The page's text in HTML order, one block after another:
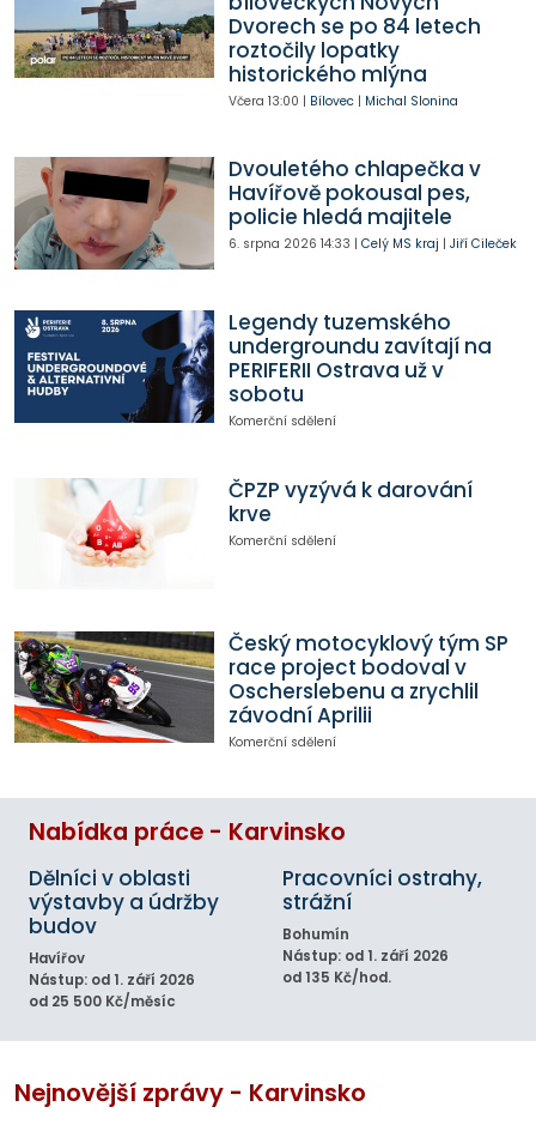
Dvorech se po 84 letech
roztočily lopatky
historického mlýna
Včera 13:00 | Bílovec| Michal Slonina
Dvouletého chlapečka v
Havířově pokousal pes,
policie hledá majitele
6. srpna 2026 14:33 | Celý MS kraj | Jiří Cileček
Legendy tuzemského
undergroundu zavítají na
PERIFERII Ostrava už v
sobotu
Komerční sdělení
ČPZP vyzývá k darování
krve
Komerční sdělení
Český motocyklový tým SP
race project bodoval v
Oscherslebenu a zrychlil
závodní Aprilii
Komerční sdělení
Nabídka práce - Karvinsko
Dělníci v oblasti
výstavby a údržby
budov
Havířov
Nástup: od 1. září 2026
od 25 500 Kč/měsíc
Pracovníci ostrahy,
strážní
Bohumín
Nástup: od 1. září 2026
od 135 Kč/hod.
Nejnovější zprávy - Karvinsko